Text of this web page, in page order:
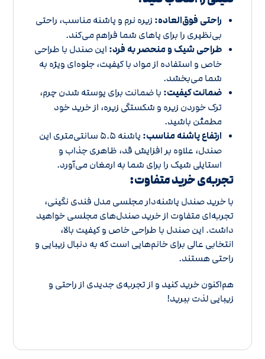
راحتی فوق‌العاده: زیره نرم و پاشنه مناسب، راحتی
بی‌نظیری را برای پاهای شما فراهم می‌کند.
طراحی شیک و منحصر به فرد: این صندل با طراحی
خاص و استفاده از مواد با کیفیت، جلوه‌ای ویژه به
شما می‌بخشد.
ضمانت کیفیت: با ضمانت برای پوسته شدن چرم،
ترک خوردن زیره و شکستگی زیره، از خرید خود
مطمئن باشید.
ارتفاع پاشنه مناسب:
پاشنه 5.5 سانتی‌متری این
صندل، علاوه بر افزایش قد، ظاهری جذاب و
استایلی شیک را برای شما به ارمغان می‌آورد.
تجربه‌ی خرید متفاوت:
با خرید صندل پاشنه‌دار مجلسی مدل فندی نگینی،
تجربه‌ای متفاوت از خرید صندل‌های مجلسی خواهید
داشت. این صندل با طراحی خاص و کیفیت بالا،
انتخابی عالی برای خانم‌هایی است که به دنبال زیبایی و
راحتی هستند.
هم‌اکنونخریدکنید و از تجربه‌ی جدیدی از راحتی و
زیبایی لذت ببرید!